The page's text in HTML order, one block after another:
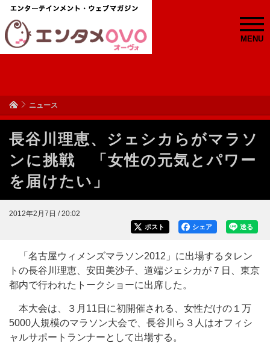
MENU
ニュース
長谷川理恵、ジェシカらがマラソ
ンに挑戦 「女性の元気とパワー
を届けたい」
2012年2月7日 / 20:02
送る
シェア
ポスト
「名古屋ウィメンズマラソン2012」に出場するタレン
トの長谷川理恵、安田美沙子、道端ジェシカが７日、東京
都内で行われたトークショーに出席した。
本大会は、３月11日に初開催される、女性だけの１万
5000人規模のマラソン大会で、長谷川ら３人はオフィシ
ャルサポートランナーとして出場する。